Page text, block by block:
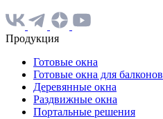
Продукция
Готовые окна
Готовые окна для балконов
Деревянные окна
Раздвижные окна
Портальные решения